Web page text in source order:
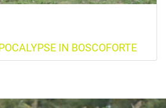
IN BOSCOFORTE